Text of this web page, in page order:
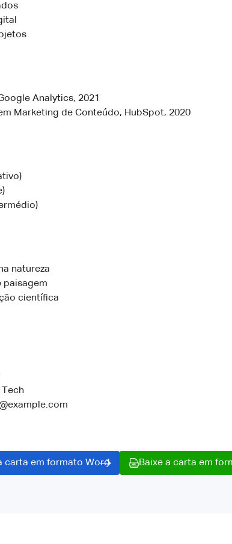
Analytics, 2021
Marketing de Conteúdo, HubSpot, 2020
natureza
paisagem
científica
Tech
carta em formato Word Baixe a carta em